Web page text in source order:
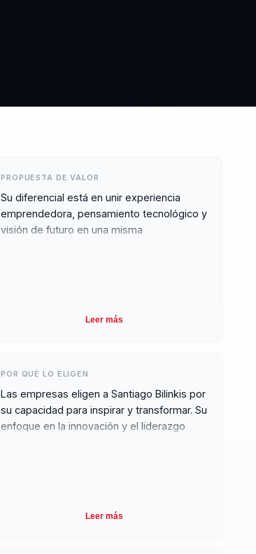
PROPUESTA DE VALOR
Su diferencial está en unir experiencia
emprendedora, pensamiento tecnológico y
visión de futuro en una misma
Leer más
POR QUÉ LO ELIGEN
Las empresas eligen a Santiago Bilinkis por
su capacidad para inspirar y transformar. Su
enfoque en la innovación y el liderazgo
alinear a las organizaciones con las
Leer más